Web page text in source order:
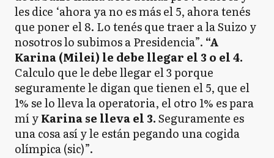
les dice ‘ahora ya no es más el 5, ahora tenés
que poner el 8. Lo tenés que traer a la Suizo y
nosotros lo subimos a Presidencia”. “A
Karina (Milei) le debe llegar el 3 o el 4.
Calculo que le debe llegar el 3 porque
seguramente le digan que tienen el 5, que el
1% se lo lleva la operatoria, el otro 1% es para
mí yKarina se lleva el 3.Seguramente es
una cosa así y le están pegando una cogida
olímpica (sic)”.